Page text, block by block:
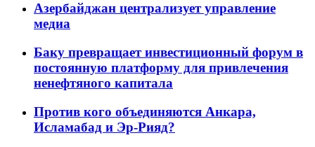
Азербайджан централизует управление
медиа
Баку превращает инвестиционный форум в
постоянную платформу для привлечения
ненефтяного капитала
Против кого объединяются Анкара,
Исламабад и Эр-Рияд?